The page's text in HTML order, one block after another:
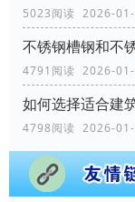
5023阅读 2026-
4791阅读 2026-
如何选择适合建
4798阅读 2026-